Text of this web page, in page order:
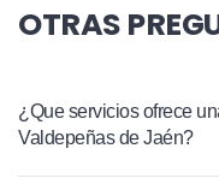
OTRAS
¿Que servicios ofrece
Valdepeñas de Jaén?